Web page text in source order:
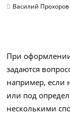
Василий Прохоров
При
задаются
например, если
или под
несколькими